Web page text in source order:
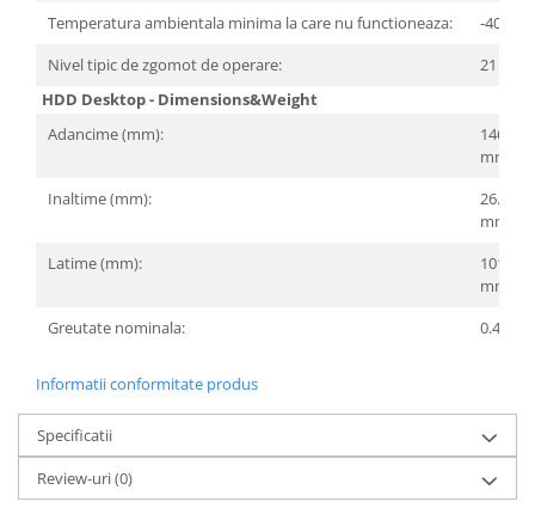
Temperatura ambientala minima la care nu functioneaza:
-40 °C
Nivel tipic de zgomot de operare:
21 dB
HDD Desktop - Dimensions&Weight
Adancime (mm):
146.99
mm
Inaltime (mm):
26.11
mm
Latime (mm):
101.85
mm
Greutate nominala:
0.415
Informatii conformitate produs
Specificatii
Review-uri(0)